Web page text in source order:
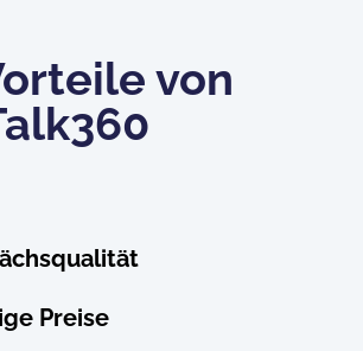
von
Preise